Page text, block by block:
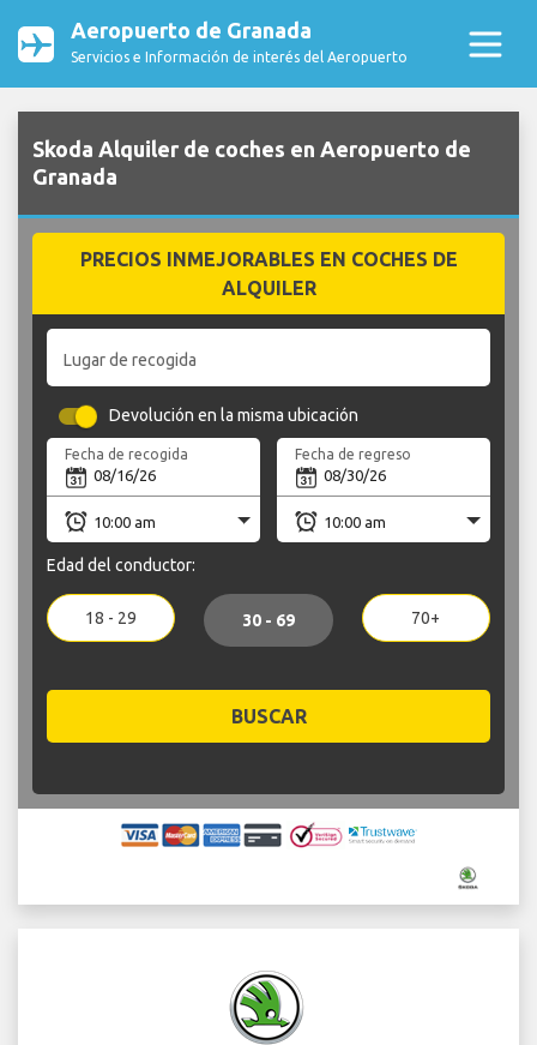
Aeropuerto de Granada
Servicios e Información de interés del Aeropuerto
Skoda Alquiler de coches en Aeropuerto de
Granada
PRECIOS INMEJORABLES EN COCHES DE
ALQUILER
Lugar de recogida
Devolución en la misma ubicación
Fecha de recogida Fecha de regreso
Edad del conductor:
18 - 29 30 - 69 70+
BUSCAR